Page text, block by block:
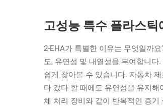
고성능 특수 플라스
2-EHA가 특별한 이유는 무엇일까
도, 유연성 및 내열성을 부여합니
쉽게 찾아볼 수 있습니다. 자동차
다 갔다 할 때에도 유연성을 유지
체 처리 장비와 같이 반복적인 증